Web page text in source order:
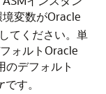
境変数がOracle
てください。単
ォルトOracle
のデフォルト
です。